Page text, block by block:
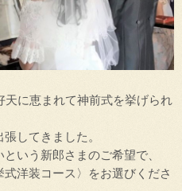
に恵まれて神前式を挙げられ
してきました。
いう新郎さまのご希望で、
洋装コース〉をお選びくださ